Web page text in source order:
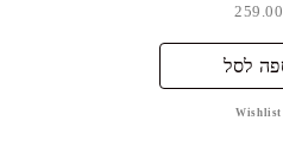
לסל
Wishlist